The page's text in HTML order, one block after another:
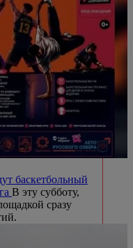
баскетбольный
В эту субботу,
сразу